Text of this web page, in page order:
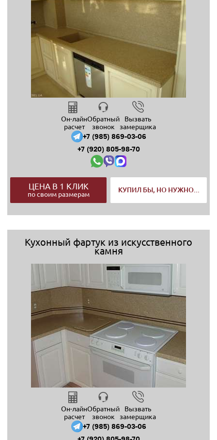
Он-лайн
расчет
Обратный
звонок
Вызвать
замерщика
+7 (985) 869-03-06
+7 (920) 805-98-70
ЦЕНА В 1 КЛИК
по своим размерам
КУПИЛ БЫ, НО НУЖНО...
Кухонный фартук из искусственного
камня
Он-лайн
расчет
Обратный
звонок
Вызвать
замерщика
+7 (985) 869-03-06